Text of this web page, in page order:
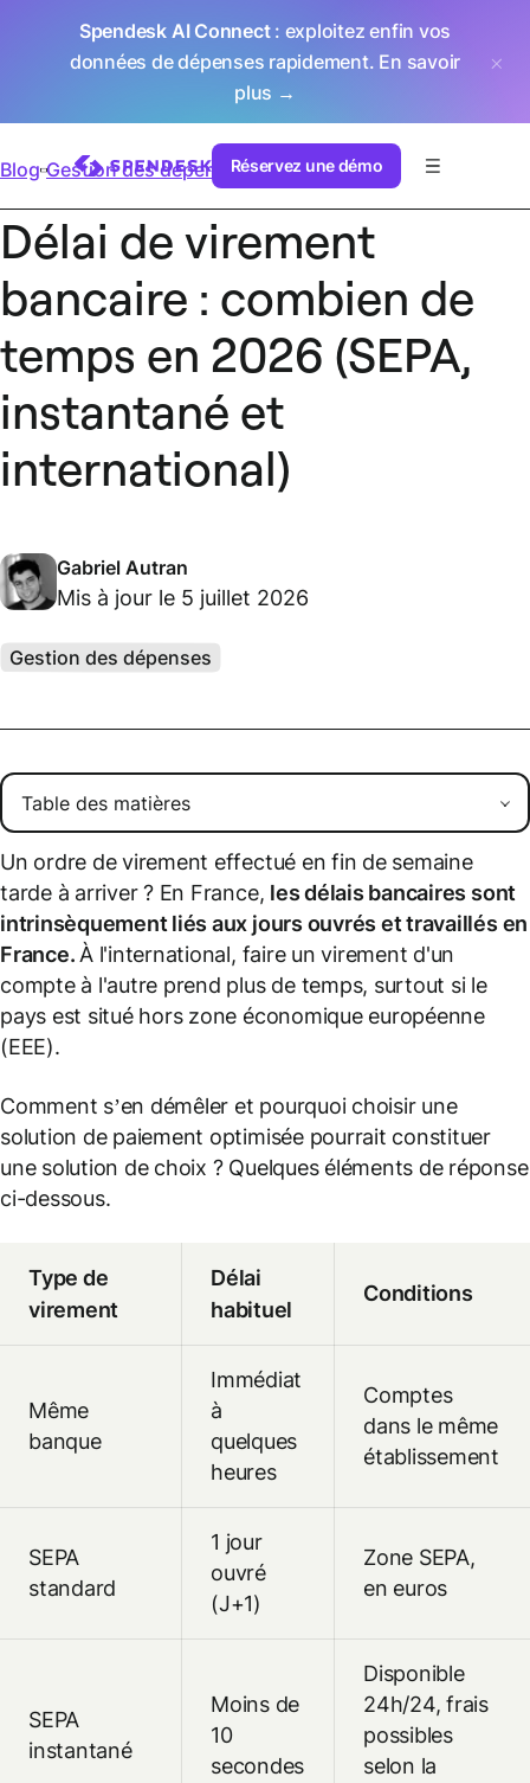
Spendesk AI Connect: exploitez enfin vos
données de dépenses rapidement. En savoir
plus →
Réservez une démo
Blog Gestion des dépenses
Délai de virement
bancaire : combien de
temps en 2026 (SEPA,
instantané et
international)
Gabriel Autran
Mis à jour le 5 juillet 2026
Gestion des dépenses
Un ordre de virement effectué en fin de semaine
tarde à arriver ? En France, les délais bancaires sont
intrinsèquement liés aux jours ouvrés et travaillés en
France. À l'international, faire un virement d'un
compte à l'autre prend plus de temps, surtout si le
pays est situé hors zone économique européenne
(EEE).
Comment s’en démêler et pourquoi choisir une
solution de paiement optimisée pourrait constituer
une solution de choix ? Quelques éléments de réponse
ci-dessous.
Type de
virement
Délai
habituel
Conditions
Même
banque
Immédiat
à
quelques
heures
Comptes
dans le même
établissement
SEPA
standard
1 jour
ouvré
(J+1)
Zone SEPA,
en euros
SEPA
instantané
Moins de
10
secondes
Disponible
24h/24, frais
possibles
selon la